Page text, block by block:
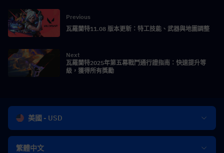
Previous
瓦羅蘭特11.08 版本更新：特工技能、武器與地圖調整
Next
瓦羅蘭特2025年第五幕戰鬥通行證指南：快速提升等
級，獲得所有獎勵
美國 - USD
繁體中文